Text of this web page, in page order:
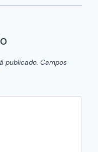
publicado. Campos